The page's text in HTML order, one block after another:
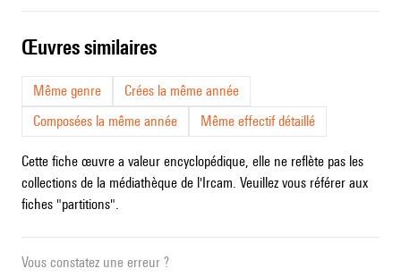
œuvres similaires
Même genre
Crées la même année
Composées la même année
Même effectif détaillé
Cette fiche œuvre a valeur encyclopédique, elle ne reflète pas les
collections de la médiathèque de l'Ircam. Veuillez vous référer aux
fiches "partitions".
Vous constatez une erreur ?